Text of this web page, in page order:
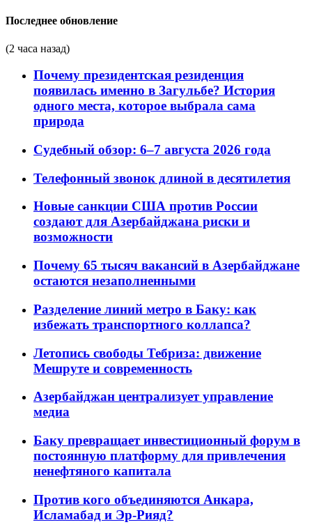
Последнее обновление
(2 часа назад)
Почему президентская резиденция
появилась именно в Загульбе? История
одного места, которое выбрала сама
природа
Судебный обзор: 6–7 августа 2026 года
Телефонный звонок длиной в десятилетия
Новые санкции США против России
создают для Азербайджана риски и
возможности
Почему 65 тысяч вакансий в Азербайджане
остаются незаполненными
Разделение линий метро в Баку: как
избежать транспортного коллапса?
Летопись свободы Тебриза: движение
Мешруте и современность
Азербайджан централизует управление
медиа
Баку превращает инвестиционный форум в
постоянную платформу для привлечения
ненефтяного капитала
Против кого объединяются Анкара,
Исламабад и Эр-Рияд?